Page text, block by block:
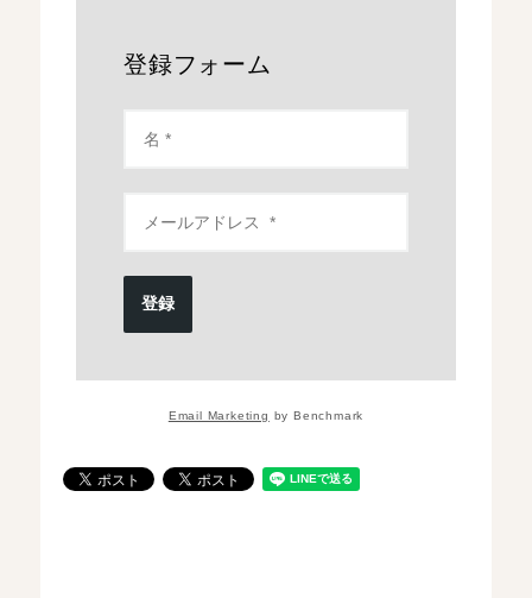
登録フォーム
登録
Email Marketing by Benchmark